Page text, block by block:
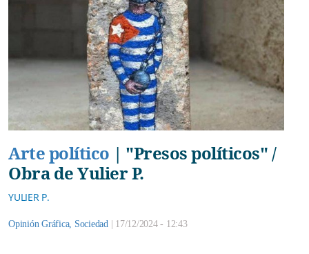
Arte político | "Presos políticos" /
Obra de Yulier P.
YULIER P.
Opinión Gráfica, Sociedad | 17/12/2024 - 12:43